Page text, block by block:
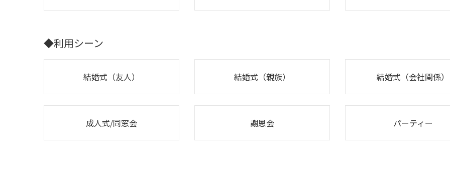
◆利用シーン
結婚式（友人） 結婚式（親族） 結婚式（会社関係）
成人式/同窓会 謝恩会 パーティー